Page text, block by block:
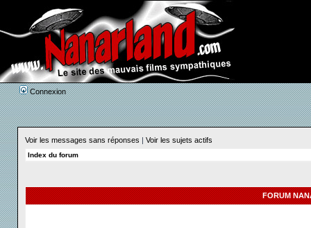
Connexion
Voir les messages sans réponses | Voir les sujets actifs
Index du forum
FORUM